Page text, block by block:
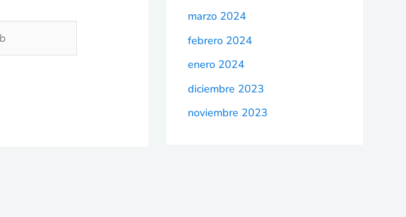
marzo 2024
febrero 2024
enero 2024
diciembre 2023
noviembre 2023